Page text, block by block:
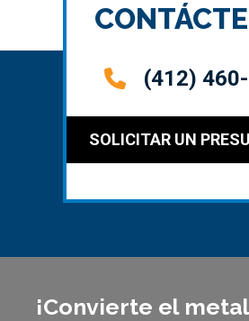
(412)
SOLICITAR UN
¡Convierte el